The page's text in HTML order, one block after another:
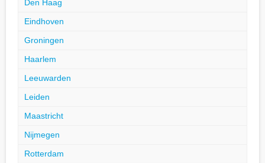
Den Haag
Eindhoven
Groningen
Haarlem
Leeuwarden
Leiden
Maastricht
Nijmegen
Rotterdam